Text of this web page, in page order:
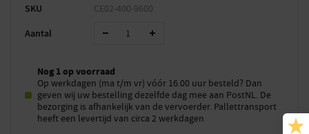
SKU CE02-400-9600
Aantal
Nog 1 op voorraad
Op werkdagen (ma t/m vr) vóór 16.00 uur besteld? Dan
geven wij uw bestelling dezelfde dag mee aan PostNL. De
bezorging is afhankelijk van de vervoerder. Pallettransport
heeft een levertijd van circa 2 werkdagen